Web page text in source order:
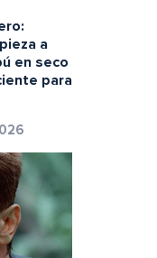
a
en seco
para